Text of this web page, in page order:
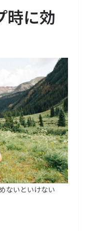
時に効
ないといけない